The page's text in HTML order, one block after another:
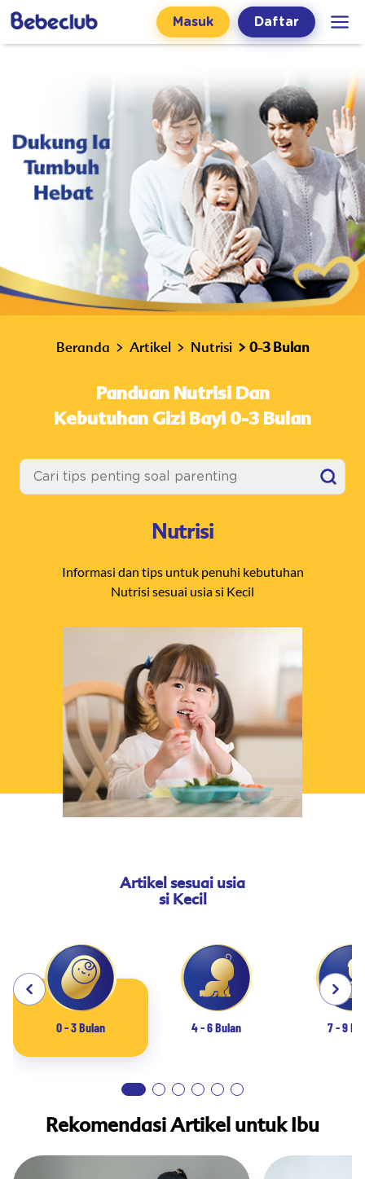
Masuk Daftar
Beranda Artikel Nutrisi 0-3 Bulan
Panduan Nutrisi Dan
Kebutuhan Gizi Bayi 0-3 Bulan
Nutrisi
Informasi dan tips untuk penuhi kebutuhan
Nutrisi sesuai usia si Kecil
Artikel sesuai usia
si Kecil
0 - 3 Bulan 4 - 6 Bulan 7 - 9
Rekomendasi Artikel untuk Ibu